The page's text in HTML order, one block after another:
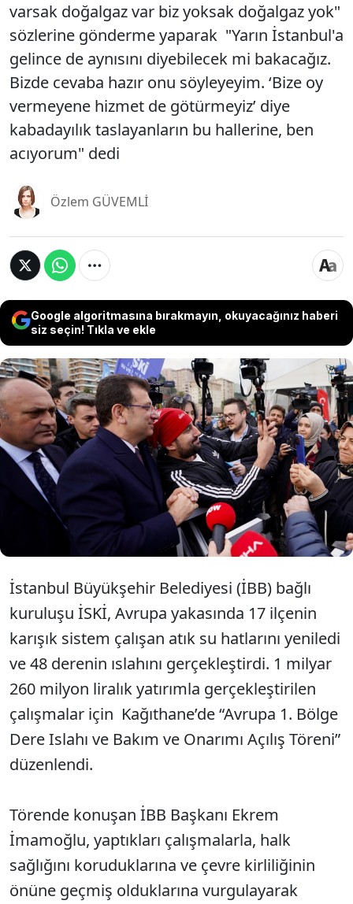
varsak doğalgaz var biz yoksak doğalgaz yok"
sözlerine gönderme yaparak "Yarın İstanbul'a
gelince de aynısını diyebilecek mi bakacağız.
Bizde cevaba hazır onu söyleyeyim. ‘Bize oy
vermeyene hizmet de götürmeyiz’ diye
kabadayılık taslayanların bu hallerine, ben
acıyorum" dedi
Özlem GÜVEMLİ
Google algoritmasına bırakmayın, okuyacağınız haberi
siz seçin! Tıkla ve ekle
Kağıthane’ne konuşan İBB Başkanı Ekrem
İmamoğlu, Cunhurbaşkanı Erdoğan'ın "Biz varsak
doğalgaz var biz yoksak doğalgaz yok" sözlerine
gönderme yaparak "Yarın İstanbul'a gelince de
aynısını diyebilecek mi bakacağız. Bizde cevaba
hazır onu söyleyeyim. ‘Bize oy vermeyene hizmet
de götürmeyiz’ diye kabadayılık taslayanların bu
hallerine, ben acıyorum" dedi
İstanbul Büyükşehir Belediyesi (İBB) bağlı
kuruluşu İSKİ, Avrupa yakasında 17 ilçenin
karışık sistem çalışan atık su hatlarını yeniledi
ve 48 derenin ıslahını gerçekleştirdi. 1 milyar
260 milyon liralık yatırımla gerçekleştirilen
çalışmalar için Kağıthane’de “Avrupa 1. Bölge
Dere Islahı ve Bakım ve Onarımı Açılış Töreni”
düzenlendi.
Törende konuşan İBB Başkanı Ekrem
İmamoğlu, yaptıkları çalışmalarla, halk
sağlığını koruduklarına ve çevre kirliliğinin
önüne geçmiş olduklarına vurgulayarak